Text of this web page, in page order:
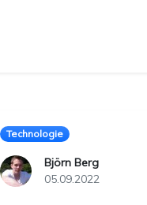
Technologie
Björn Berg
05.09.2022